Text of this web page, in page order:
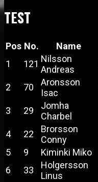
TEST
Pos No. Name
1
121 Nilsson
Andreas
2 70
Aronsson
Isac
3 29
Jomha
Charbel
4 22
Brorsson
Conny
5
9 Kiminki Miko
6
33
Holgersson
Linus